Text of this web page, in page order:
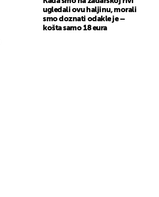
ugledali ovu haljinu, morali
smo doznati odakle je –
košta samo 18 eura